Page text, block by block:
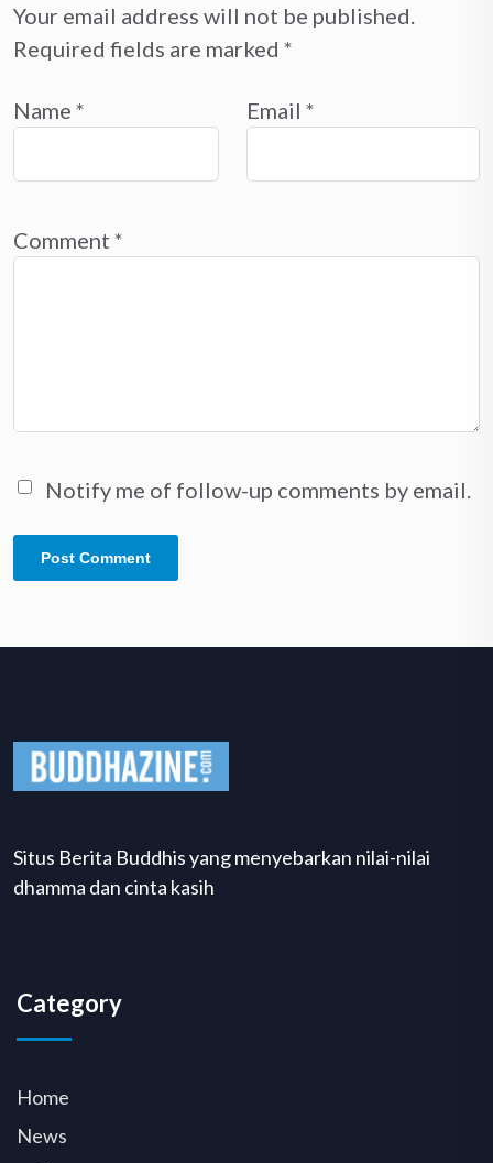
Your email address will not be published.
Required fields are marked *
Name * Email *
Comment *
Notify me of follow-up comments by email.
Situs Berita Buddhis yang menyebarkan nilai-nilai
dhamma dan cinta kasih
Category
Home
News